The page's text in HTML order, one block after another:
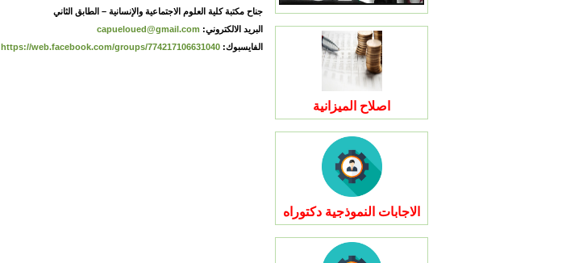
اصلاح الميزانية
الاجابات النموذجية دكتوراه
جناح مكتبة كلية العلوم الاجتماعية والإنسانية – الطابق الثاني
البريد الالكتروني: capueloued@gmail.com
الفايسبوك: https://web.facebook.com/groups/774217106631040